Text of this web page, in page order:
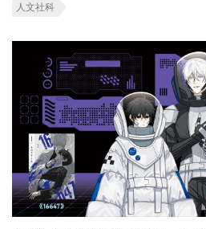
人文社科